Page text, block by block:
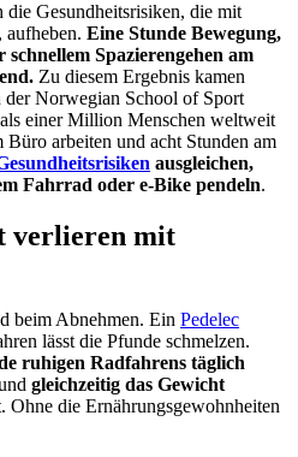
Gesundheitsrisiken, die mit
aufheben. Eine Stunde Bewegung,
Spazierengehen am
Zu diesem Ergebnis kamen
Norwegian School of Sport
einer Million Menschen weltweit
arbeiten und acht Stunden am
ausgleichen,
Fahrrad oder e-Bike pendeln.
verlieren mit
beim Abnehmen. Ein Pedelec
lässt die Pfunde schmelzen.
ruhigen Radfahrens täglich
gleichzeitig das Gewicht
Ohne die Ernährungsgewohnheiten